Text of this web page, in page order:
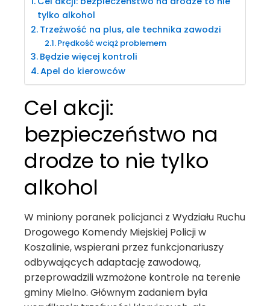
tylko alkohol
Trzeźwość na plus, ale technika zawodzi
Prędkość wciąż problemem
Będzie więcej kontroli
Apel do kierowców
Cel akcji:
bezpieczeństwo na
drodze to nie tylko
alkohol
W miniony poranek policjanci z Wydziału Ruchu
Drogowego Komendy Miejskiej Policji w
Koszalinie, wspierani przez funkcjonariuszy
odbywających adaptację zawodową,
przeprowadzili wzmożone kontrole na terenie
gminy Mielno. Głównym zadaniem była